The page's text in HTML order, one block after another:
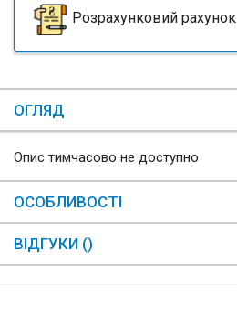
Розрахунковий рахунок
ОГЛЯД
Опис тимчасово не доступно
ОСОБЛИВОСТІ
ВІДГУКИ ()